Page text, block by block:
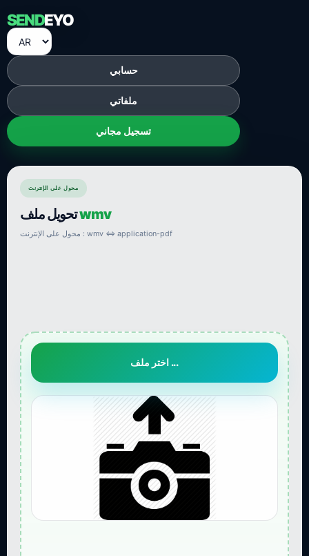
SENDEYO
حسابي
ملفاتي
تسجيل مجاني
محول على الإنترنت
تحويل ملفwmv
محول على الإنترنت : wmv ⇔ application-pdf
اختر ملف ...